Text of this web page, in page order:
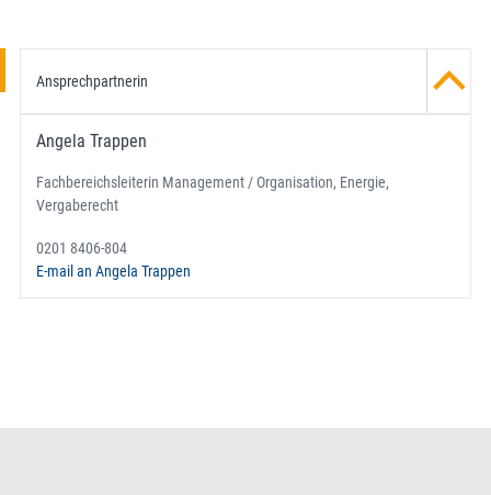
Ansprechpartnerin
Angela Trappen
Fachbereichsleiterin Management / Organisation, Energie,
Vergaberecht
0201 8406-804
E-mail an Angela Trappen